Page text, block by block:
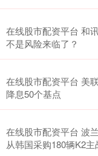
在线股市配资平台 和
不是风险来临了？
在线股市配资平台 美
降息50个基点
在线股市配资平台 波
从韩国采购180辆K2